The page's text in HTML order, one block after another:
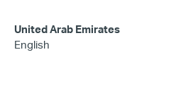
United Arab Emirates
English